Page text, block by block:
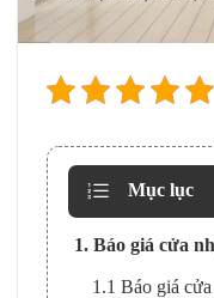
Mục lục
1. Báo giá cửa
1.1 Báo giá